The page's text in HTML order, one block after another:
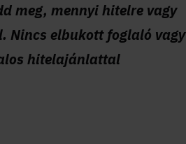
meg, mennyi hitelre vagy
Nincs elbukott foglaló vagy
hitelajánlattal